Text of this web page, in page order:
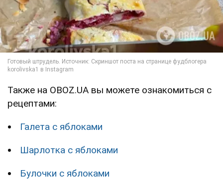
Также на OBOZ.UA вы можете ознакомиться с
рецептами:
Галета с яблоками
Шарлотка с яблоками
Булочки с яблоками